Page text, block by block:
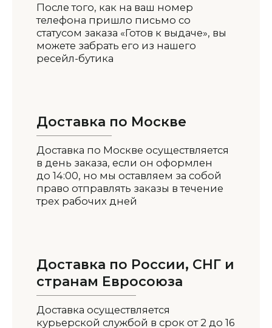
После того, как на ваш номер
телефона пришло письмо со
статусом заказа «Готов к выдаче», вы
можете забрать его из нашего
ресейл-бутика
Доставка по Москве
Доставка по Москве осуществляется
в день заказа, если он оформлен
до 14:00, но мы оставляем за собой
право отправлять заказы в течение
трех рабочих дней
Доставка по России, СНГ и
странам Евросоюза
Доставка осуществляется
курьерской службой в срок от 2 до 16